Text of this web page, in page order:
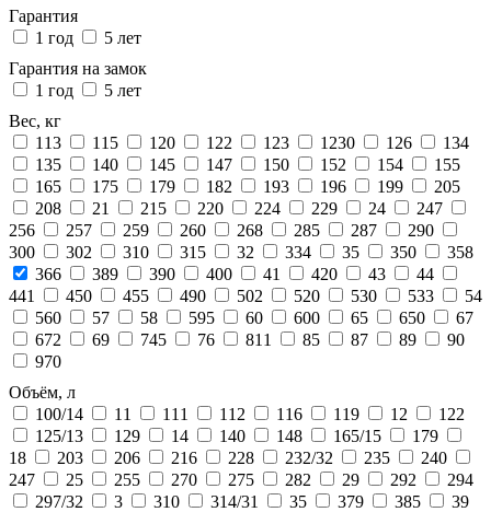
Гарантия
1 год
5 лет
Гарантия на замок
1 год
5 лет
Вес, кг
113
115 120 122 123 1230 126
134
135
140 145 147 150 152 154
155
165
175 179 182 193 196 199
205
208
21 215 220 224 229 24
247
256
257 259 260 268 285 287
290
300
302 310 315 32 334 35 350
358
366
389 390 400 41 420 43
44
441
450 455 490 502 520 530 533
54
560
57 58 595 60 600 65 650
67
672
69 745 76 811 85 87 89
90
970
Объём, л
100/14
11 111 112 116 119 12
122
125/13
129 14 140 148 165/15
179
18
203 206 216 228 232/32 235
240
247
25 255 270 275 282 29 292
294
297/32
3 310 314/31 35 379 385
39